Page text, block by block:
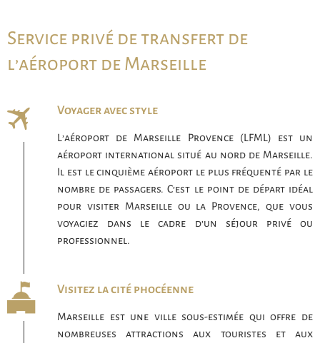
Service privé de transfert de
l’aéroport de Marseille
Voyager avec style
L’aéroport de Marseille Provence (LFML) est un
aéroport international situé au nord de Marseille.
Il est le cinquième aéroport le plus fréquenté par le
nombre de passagers. C’est le point de départ idéal
pour visiter Marseille ou la Provence, que vous
voyagiez dans le cadre d’un séjour privé ou
professionnel.
Visitez la cité phocéenne
Marseille est une ville sous-estimée qui offre de
nombreuses attractions aux touristes et aux